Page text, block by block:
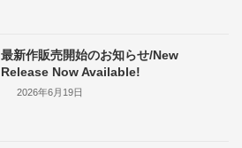
最新作販売開始のお知らせ/New
Release Now Available!
2026年6月19日